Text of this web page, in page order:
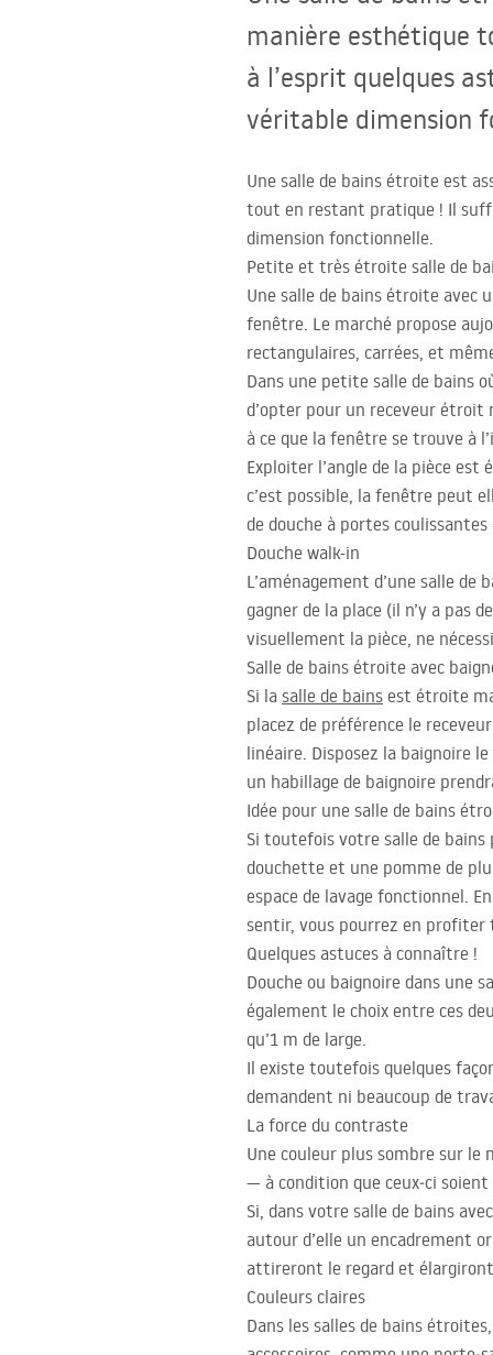
Baignoires, pare-baignoires
Robinets de salle de bain
Accessoires et meubles de salle de
manière esthétique
à l’esprit quelques
véritable dimension
Une salle de bains étroite est
tout en restant pratique ! Il
dimension fonctionnelle.
Petite et très étroite salle de
Une salle de bains étroite avec
fenêtre. Le marché propose
rectangulaires, carrées, et
Dans une petite salle de bains
d’opter pour un receveur étroit
à ce que la fenêtre se trouve à
Exploiter l’angle de la pièce
c’est possible, la fenêtre peut
de douche à portes
Douche walk-in
L’aménagement d’une salle
gagner de la place (il n’y a pas
visuellement la pièce, ne
Salle de bains étroite avec
Si la salle de bains est étroite
placez de préférence le
linéaire. Disposez la baignoire
un habillage de baignoire
Idée pour une salle de bains
Si toutefois votre salle de
douchette et une pomme de
espace de lavage fonctionnel.
sentir, vous pourrez en
Quelques astuces à connaître !
Douche ou baignoire dans une
également le choix entre ces
qu’1 m de large.
Il existe toutefois quelques
demandent ni beaucoup de
La force du contraste
Une couleur plus sombre sur le
— à condition que ceux‑ci
Si, dans votre salle de bains
autour d’elle un encadrement
attireront le regard et
Couleurs claires
Dans les salles de bains